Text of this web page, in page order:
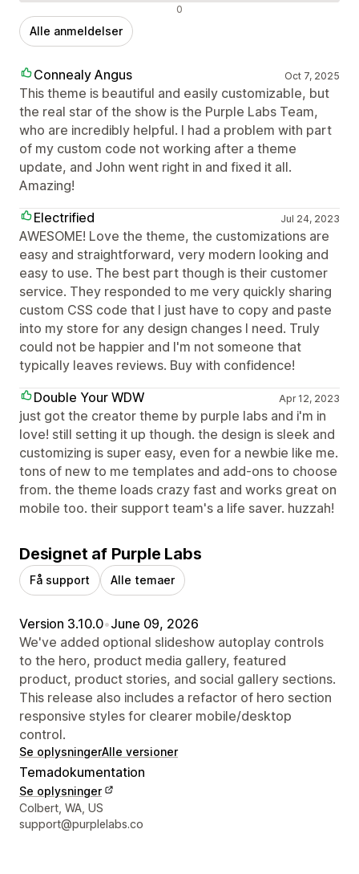
0
Alle anmeldelser
Connealy Angus Oct 7, 2025
This theme is beautiful and easily customizable, but
the real star of the show is the Purple Labs Team,
who are incredibly helpful. I had a problem with part
of my custom code not working after a theme
update, and John went right in and fixed it all.
Amazing!
Electrified
Jul 24, 2023
AWESOME! Love the theme, the customizations are
easy and straightforward, very modern looking and
easy to use. The best part though is their customer
service. They responded to me very quickly sharing
custom CSS code that I just have to copy and paste
into my store for any design changes I need. Truly
could not be happier and I'm not someone that
typically leaves reviews. Buy with confidence!
Double Your WDW
Apr 12, 2023
just got the creator theme by purple labs and i'm in
love! still setting it up though. the design is sleek and
customizing is super easy, even for a newbie like me.
tons of new to me templates and add-ons to choose
from. the theme loads crazy fast and works great on
mobile too. their support team's a life saver. huzzah!
Designet af Purple Labs
Få support Alle temaer
Version 3.10.0•June 09, 2026
We've added optional slideshow autoplay controls
to the hero, product media gallery, featured
product, product stories, and social gallery sections.
This release also includes a refactor of hero section
responsive styles for clearer mobile/desktop
control.
Se oplysningerAlle versioner
Temadokumentation
Se oplysninger
Se kontaktoplysninger
Colbert, WA, US
support@purplelabs.co